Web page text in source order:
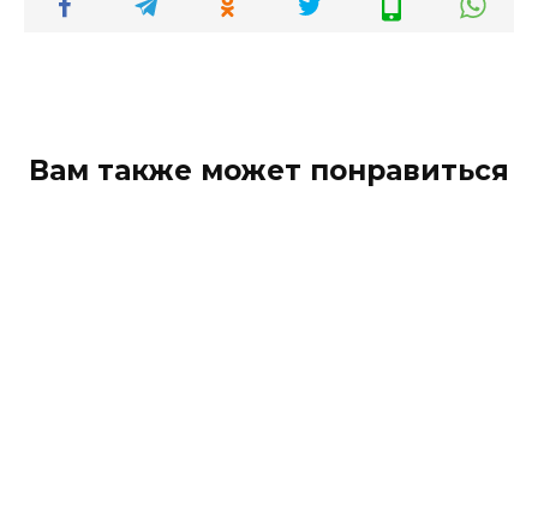
Вам также может понравиться